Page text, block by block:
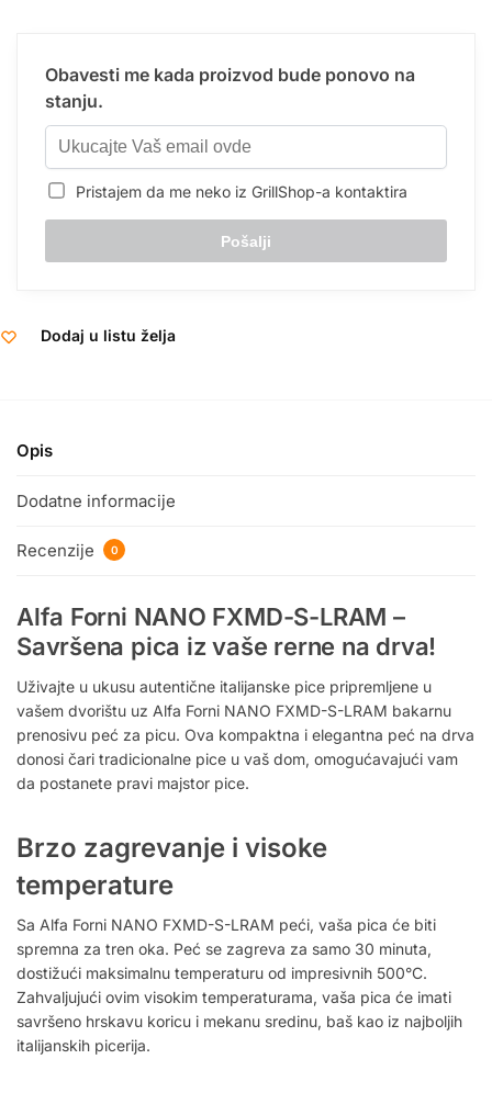
Obavesti me kada proizvod bude ponovo na
stanju.
Pristajem da me neko iz GrillShop-a kontaktira
Dodaj u listu želja
Opis
Dodatne informacije
Recenzije 0
Alfa Forni NANO FXMD-S-LRAM –
Savršena pica iz vaše rerne na drva!
Uživajte u ukusu autentične italijanske pice pripremljene u
vašem dvorištu uz Alfa Forni NANO FXMD-S-LRAM bakarnu
prenosivu peć za picu. Ova kompaktna i elegantna peć na drva
donosi čari tradicionalne pice u vaš dom, omogućavajući vam
da postanete pravi majstor pice.
Brzo zagrevanje i visoke
temperature
Sa Alfa Forni NANO FXMD-S-LRAM peći, vaša pica će biti
spremna za tren oka. Peć se zagreva za samo 30 minuta,
dostižući maksimalnu temperaturu od impresivnih 500°C.
Zahvaljujući ovim visokim temperaturama, vaša pica će imati
savršeno hrskavu koricu i mekanu sredinu, baš kao iz najboljih
italijanskih picerija.